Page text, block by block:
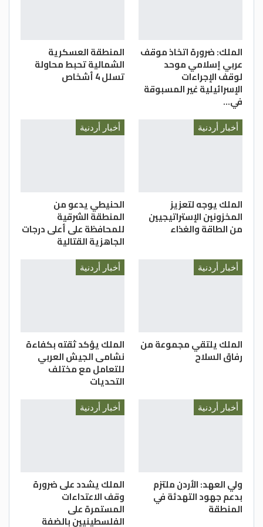
المملكة
الملك: ضرورة اتخاذ موقف
عربي إسلامي موحد
لوقف الإجراءات
الإسرائيلية غير المسبوقة
في…
المنطقة العسكرية
الشمالية تحبط محاولة
تسلل 4 أشخاص
أخبار أردنية
الملك يوجه لتعزيز
المخزونين الإستراتيجيين
من الطاقة والغذاء
أخبار أردنية
الحنيطي يدعو من
المنطقة الشرقية
للمحافظة على أعلى درجات
الجاهزية القتالية
أخبار أردنية
الملك يلتقي مجموعة من
رفاق السلاح
أخبار أردنية
الملك يؤكد ثقته بكفاءة
نشامى الجيش العربي
للتعامل مع مختلف
التحديات
أخبار أردنية
ولي العهد: الأردن ملتزم
بدعم جهود التهدئة في
المنطقة
أخبار أردنية
الملك يشدد على ضرورة
وقف الاعتداءات
المستمرة على
الفلسطينيين بالضفة